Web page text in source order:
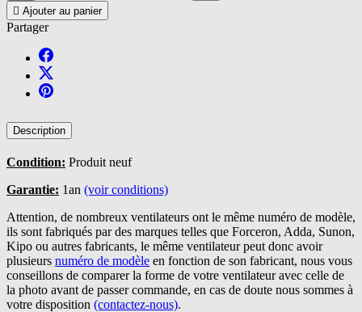
 Ajouter au panier
Partager
Description
Condition: Produit neuf
Garantie: 1an (voir conditions)
Attention, de nombreux ventilateurs ont le même numéro de modèle,
ils sont fabriqués par des marques telles que Forceron, Adda, Sunon,
Kipo ou autres fabricants, le même ventilateur peut donc avoir
plusieurs numéro de modèle en fonction de son fabricant, nous vous
conseillons de comparer la forme de votre ventilateur avec celle de
la photo avant de passer commande, en cas de doute nous sommes à
votre disposition (contactez-nous).